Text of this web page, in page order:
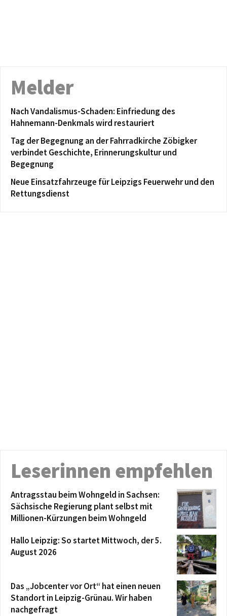
Melder
Nach Vandalismus-Schaden: Einfriedung des
Hahnemann-Denkmals wird restauriert
Tag der Begegnung an der Fahrradkirche Zöbigker
verbindet Geschichte, Erinnerungskultur und
Begegnung
Neue Einsatzfahrzeuge für Leipzigs Feuerwehr und den
Rettungsdienst
Leserinnen empfehlen
Antragsstau beim Wohngeld in Sachsen:
Sächsische Regierung plant selbst mit
Millionen-Kürzungen beim Wohngeld
Hallo Leipzig: So startet Mittwoch, der 5.
August 2026
Das „Jobcenter vor Ort“ hat einen neuen
Standort in Leipzig-Grünau. Wir haben
nachgefragt